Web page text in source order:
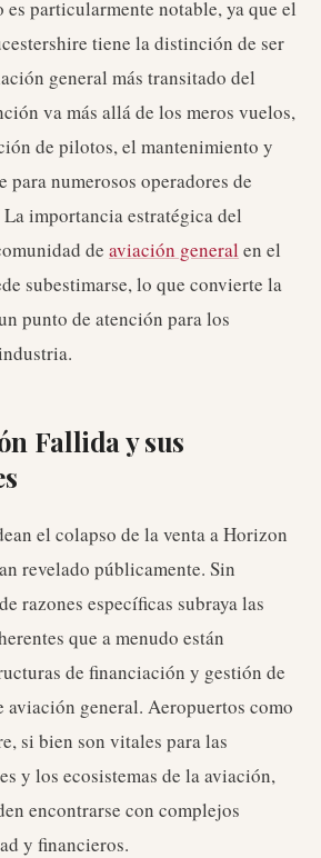
es particularmente notable, ya que el
tiene la distinción de ser
general más transitado del
va más allá de los meros vuelos,
de pilotos, el mantenimiento y
para numerosos operadores de
importancia estratégica del
de aviación general en el
subestimarse, lo que convierte la
punto de atención para los
Fallida y sus
el colapso de la venta a Horizon
revelado públicamente. Sin
razones específicas subraya las
que a menudo están
de financiación y gestión de
general. Aeropuertos como
si bien son vitales para las
y los ecosistemas de la aviación,
encontrarse con complejos
y financieros.